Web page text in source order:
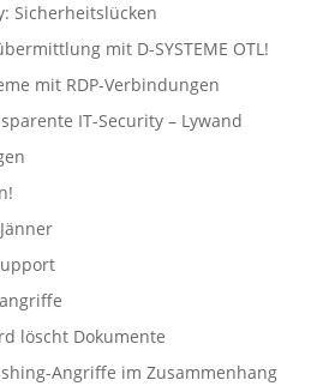
Sicherheitslücken
mit D-SYSTEME OTL!
mit RDP-Verbindungen
IT-Security – Lywand
löscht Dokumente
Angriffe im Zusammenhang